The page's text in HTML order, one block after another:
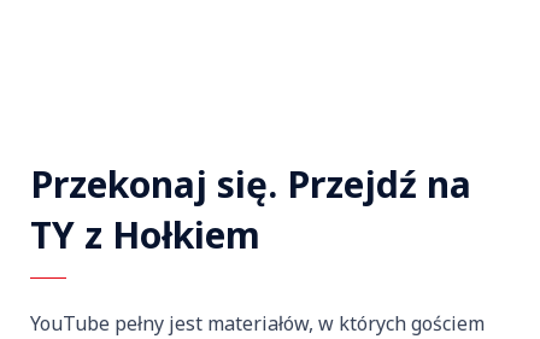
Przekonaj się. Przejdź na
TY z Hołkiem
YouTube pełny jest materiałów, w których gościem